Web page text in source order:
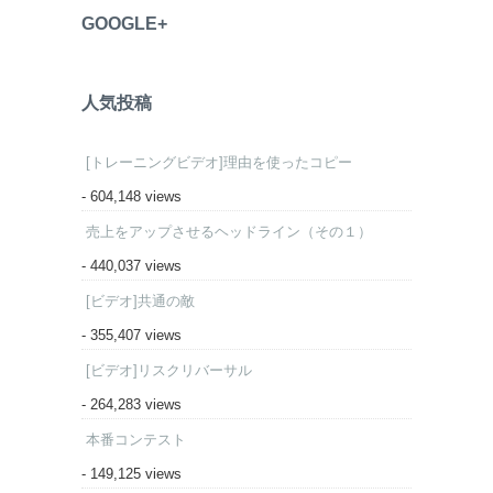
GOOGLE+
人気投稿
[トレーニングビデオ]理由を使ったコピー
- 604,148 views
売上をアップさせるヘッドライン（その１）
- 440,037 views
[ビデオ]共通の敵
- 355,407 views
[ビデオ]リスクリバーサル
- 264,283 views
本番コンテスト
- 149,125 views